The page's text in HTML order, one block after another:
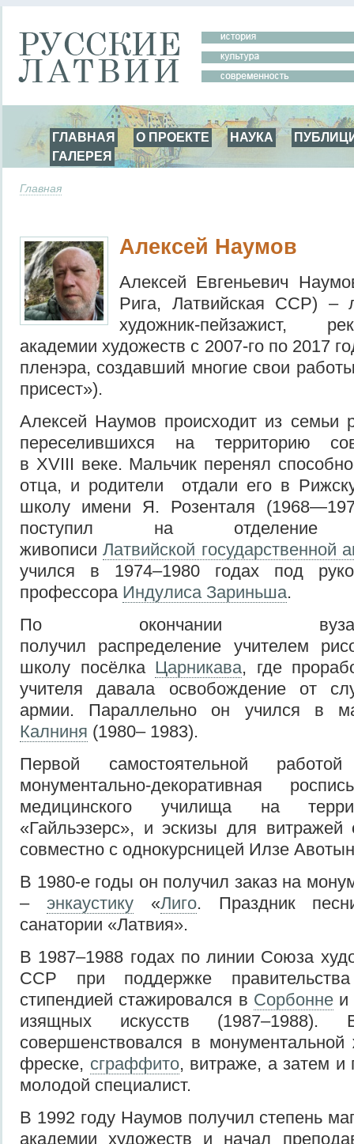
ГЛАВНАЯ О ПРОЕКТЕ НАУКА
ГАЛЕРЕЯ
Главная
Алексей Наумов
Алексей Евгеньевич
Рига, Латвийская ССР) –
художник-пейзажист,
академии художеств с 2007-го по 2017
пленэра, создавший многие свои
присест»).
Алексей Наумов происходит из семьи
переселившихся на территорию
в XVIII веке. Мальчик перенял
отца, и родители отдали его в
школу имени Я. Розенталя
поступил на отделение
живописиЛатвийской государственной
учился в 1974–1980 годах под
профессора Индулиса Зариньша.
По окончании
получил распределение учителем
школу посёлка Царникава, где
учителя давала освобождение от
армии. Параллельно он учился в
Калниня (1980– 1983).
Первой самостоятельной
монументально-декоративная
медицинского училища на
«Гайльэзерс», и эскизы для
совместно с однокурсницей Илзе
В 1980-е годы он получил заказ на
– энкаустику«Лиго. Праздник
санатории «Латвия».
В 1987–1988 годах по линии Союза
ССР при поддержке
стипендией стажировался в Сорбоннеи
изящных искусств
совершенствовался в монументальной
фреске, сграффито, витраже, а затем и
молодой специалист.
В 1992 году Наумов получил степень
академии художеств и начал